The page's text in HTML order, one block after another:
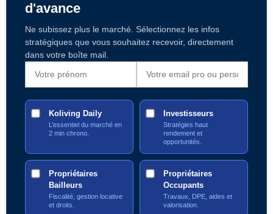
d'avance
Ne subissez plus le marché. Sélectionnez les infos
stratégiques que vous souhaitez recevoir, directement
dans votre boîte mail.
Koliving Daily
L’essentiel du marché en
2 min chrono.
Investisseurs
Stratégies haut
rendement et
opportunités.
Propriétaires
Bailleurs
Fiscalité, gestion locative
et droits.
Propriétaires
Occupants
Travaux, DPE, aides et
valorisation.